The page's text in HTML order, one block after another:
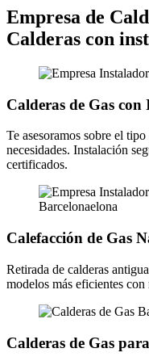
Empresa de
Calderas con
Calderas de Gas
Te asesoramos sobre el
necesidades. Instalación
certificados.
Calefacción de Gas
Retirada de calderas
modelos más eficientes
Calderas de Gas